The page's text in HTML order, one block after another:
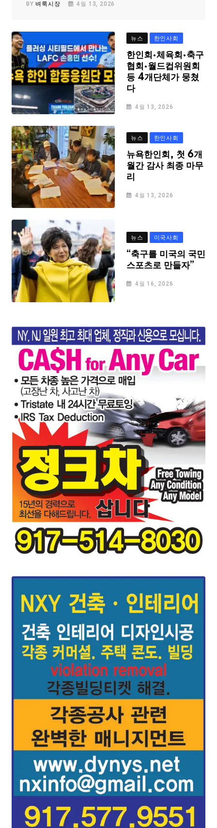
BY 벼룩시장 4월 13, 2026
뉴스 한인사회
한인회·체육회·축구
협회·월드컵위원회
등 4개단체가 뭉쳤
다
4월 13, 2026
뉴스 한인사회
뉴욕한인회, 첫 6개
월간 감사 최종 마무
리
4월 13, 2026
뉴스 미국사회
“축구를 미국의 국민
스포츠로 만들자”
4월 16, 2026